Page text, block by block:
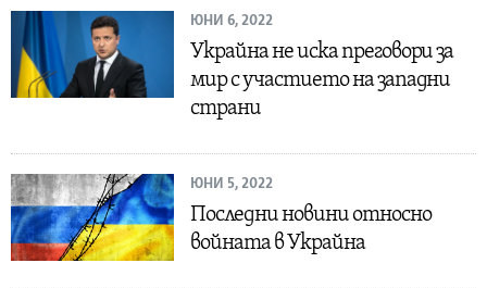
ЮНИ 6, 2022
Украйна не иска преговори за
мир с участието на западни
страни
ЮНИ 5, 2022
Последни новини относно
войната в Украйна